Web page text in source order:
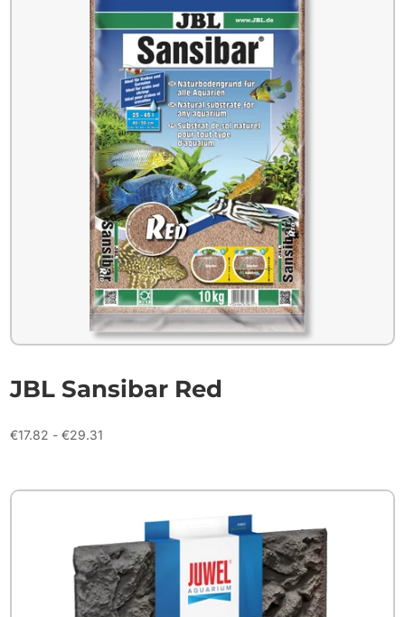
JBL Sansibar Red
€17.82 - €29.31
€29.31